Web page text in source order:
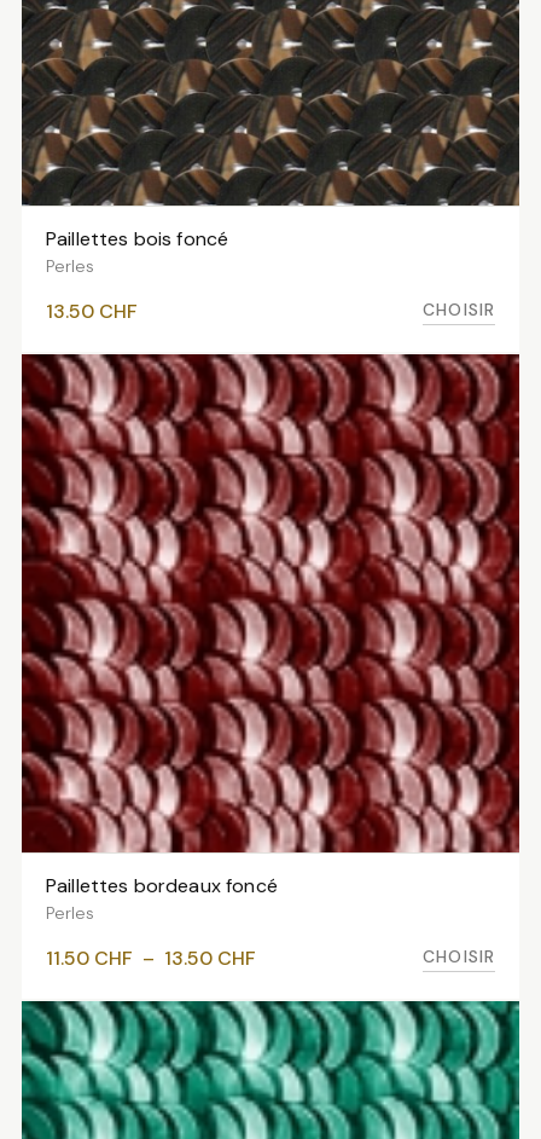
VOIR LES VARIANTES
Paillettes bois foncé
Perles
13.50 CHF CHOISIR
VOIR LES VARIANTES
Paillettes bordeaux foncé
Perles
11.50 CHF – 13.50 CHFPlage
prix :
11.50 CHF
à
13.50 CHF
CHOISIR